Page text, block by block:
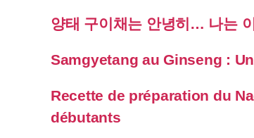
양태 구이채는 안녕히… 나는
Samgyetang au Ginseng :
Recette de préparation du
débutants